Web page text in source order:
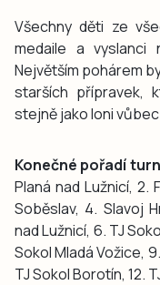
Všechny děti ze
medaile a vyslanci
Největším pohárem
starších přípravek,
stejně jako loni
Konečné pořadí
Planá nad Lužnicí, 2.
Soběslav, 4. Slavoj
nad Lužnicí, 6. TJ
Sokol Mladá Vožice,
TJ Sokol Borotín, 12.